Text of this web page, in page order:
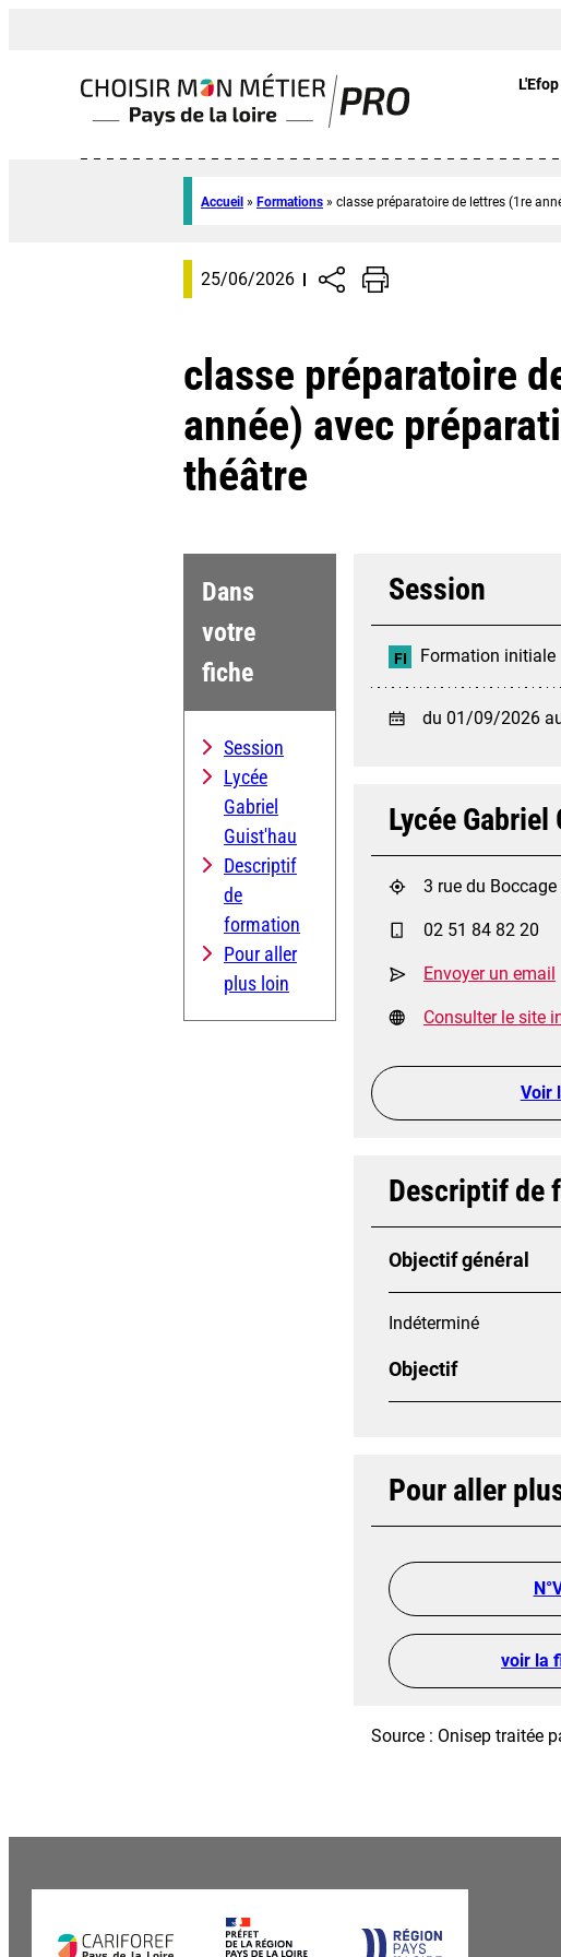
Accueil » Formations » classe préparatoire de lettres (1re
25/06/2026
classe préparatoire
année) avec
théâtre
Dans
votre
fiche
Session
Lycée
Gabriel
Guist'hau
Descriptif
de
formation
Pour aller
plus loin
Session
FI Formation initiale
du 01/09/2026
Lycée Gabriel
3 rue du
02 51 84 82 20
Envoyer un email
Consulter le site
Voir
Descriptif de
Objectif général
Indéterminé
Objectif
Pour aller
voir la
Source : Onisep traitée